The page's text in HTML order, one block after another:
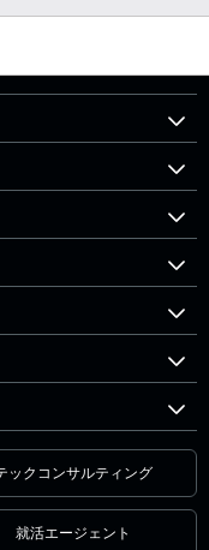
ックコンサルティング
就活エージェント